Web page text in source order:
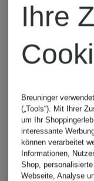
Braun
Ihre
Breuninger
(„Tools“). Mit Ihrer
um Ihr
interessante
können verarbeitet
Informationen,
Shop,
Webseite, Analyse